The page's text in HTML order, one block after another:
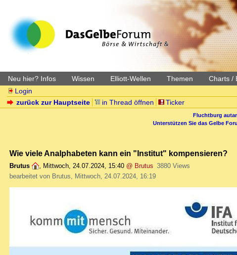
Neu hier? Infos Wissen Elliott-Wellen Themen Charts /
Login
zurück zur Hauptseite
in Thread öffnen Ticker
Fluchtburg
Unterstützen Sie das Gelbe
Wie viele Analphabeten kann ein "Institut" kompensieren?
Brutus , Mittwoch, 24.07.2024, 15:40 @ Brutus 3880 Views
bearbeitet von Brutus, Mittwoch, 24.07.2024, 16:19